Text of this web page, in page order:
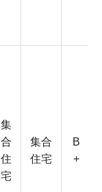
集
合
住
宅
集合
住宅
B
+